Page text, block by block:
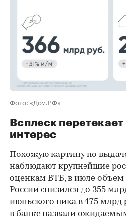
Фото: «Дом.РФ»
Всплеск
интерес
Похожую картину по
наблюдают крупнейшие
оценкам ВТБ, в июле объем
России снизился до 355
июньского пика в 475 млрд
в банке назвали